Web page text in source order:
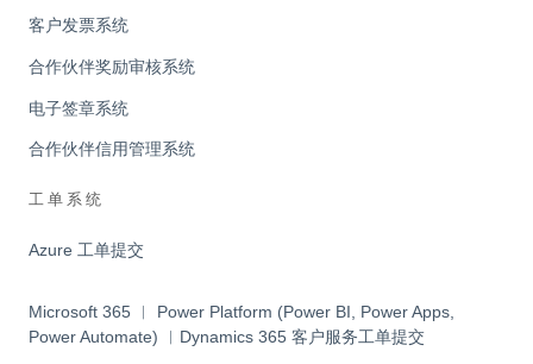
客户发票系统
合作伙伴奖励审核系统
电子签章系统
合作伙伴信用管理系统
工单系统
Azure 工单提交
Microsoft 365 ︱ Power Platform (Power BI, Power Apps,
Power Automate) ︱Dynamics 365 客户服务工单提交